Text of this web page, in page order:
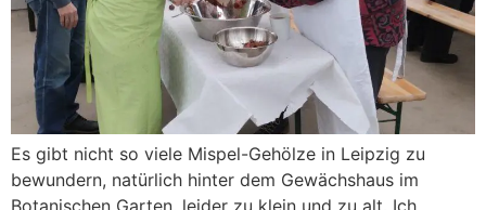
Es gibt nicht so viele Mispel-Gehölze in Leipzig zu
bewundern, natürlich hinter dem Gewächshaus im